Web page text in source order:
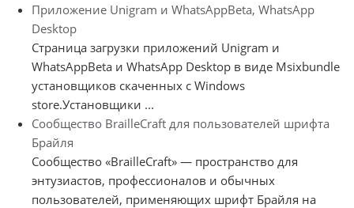
Приложение Unigram и WhatsAppBeta, WhatsApp
Desktop
Страница загрузки приложений Unigram и
WhatsAppBeta и WhatsApp Desktop в виде Msixbundle
установщиков скаченных с Windows
store.Установщики ...
Сообщество BrailleCraft для пользователей шрифта
Брайля
Сообщество «BrailleCraft» — пространство для
энтузиастов, профессионалов и обычных
пользователей, применяющих шрифт Брайля на